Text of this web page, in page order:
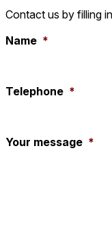
Contact us by filling
Name *
Telephone *
Your message *